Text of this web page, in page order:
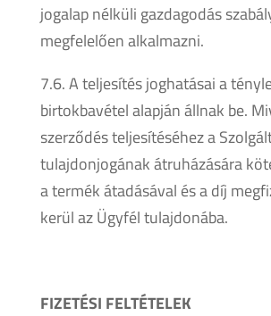
jogalap nélküli gazdagodás
megfelelően alkalmazni.
7.6. A teljesítés joghatásai a
birtokbavétel alapján állnak be.
szerződés teljesítéséhez a
tulajdonjogának átruházására
a termék átadásával és a díj
kerül az Ügyfél tulajdonába.
FIZETÉSI FELTÉTELEK